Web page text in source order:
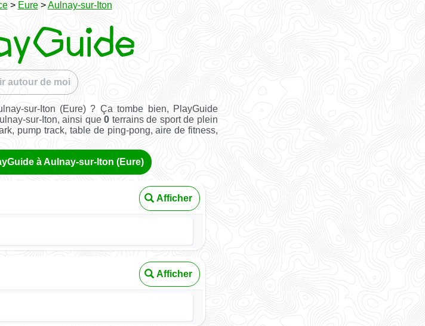
> Eure>Aulnay-sur-Iton
autour de moi
sur-Iton (Eure) ? Ça tombe bien, PlayGuide
sur-Iton, ainsi que0 terrains de sport de plein
pump track, table de ping-pong, aire de fitness,
à Aulnay-sur-Iton (Eure)
Afficher
Afficher